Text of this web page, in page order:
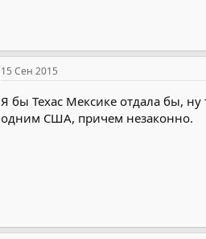
15 Сен 2015
Я бы Техас Мексике отдала бы,
одним США, причем незаконно.